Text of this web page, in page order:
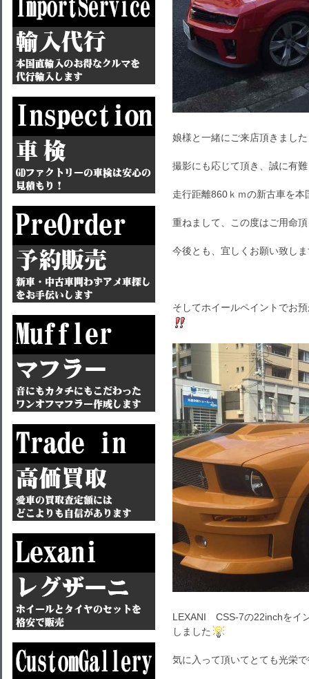
娘様と一緒にご来店頂きました
撮影にも応じて頂き、誠に有
走行距離860ｋｍの新古車を
重ねまして、この度はご用命
今後とも、宜しくお願い致し
そしてホイールペイントでお
LEXANI CSS-7の22inchをイ
しました
気に入って頂いてとても光栄